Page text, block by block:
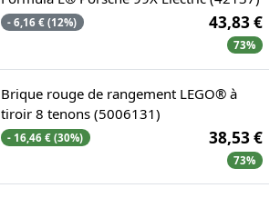
- 6,16 € (12%) 43,83 €
73%
Brique rouge de rangement LEGO® à
tiroir 8 tenons (5006131)
- 16,46 € (30%) 38,53 €
73%